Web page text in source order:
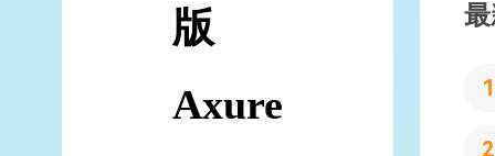
版
Axure